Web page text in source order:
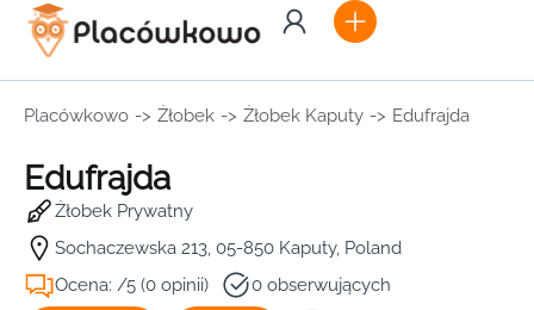
Placówkowo -> Żłobek -> Żłobek Kaputy -> Edufrajda
Edufrajda
Żłobek Prywatny
Sochaczewska 213, 05-850 Kaputy, Poland
Ocena: /5 (0 opinii)
0 obserwujących